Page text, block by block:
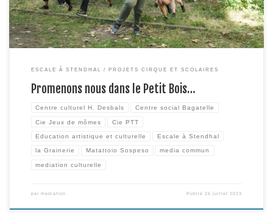
ESCALE À STENDHAL PROJETS CIRQUE ET SCOLAIRES
Promenons nous dans le Petit Bois…
Centre culturel H. Desbals Centre social Bagatelle
Cie Jeux de mômes Cie PTT
Education artistique et culturelle Escale à Stendhal
la Grainerie Matattoio Sospeso media commun
mediation culturelle
par mediation Publié 26 juillet 2023